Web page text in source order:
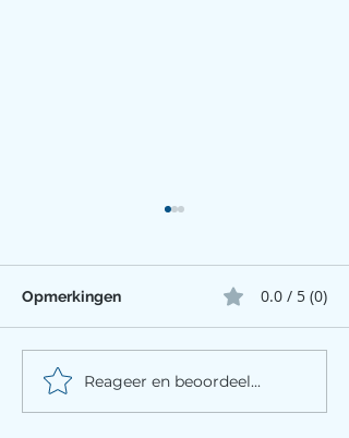
Overstijg je ademhaling:
Waarom biohackers,
Opmerkingen 0.0 / 5 (0)
Reageer en beoordeel...